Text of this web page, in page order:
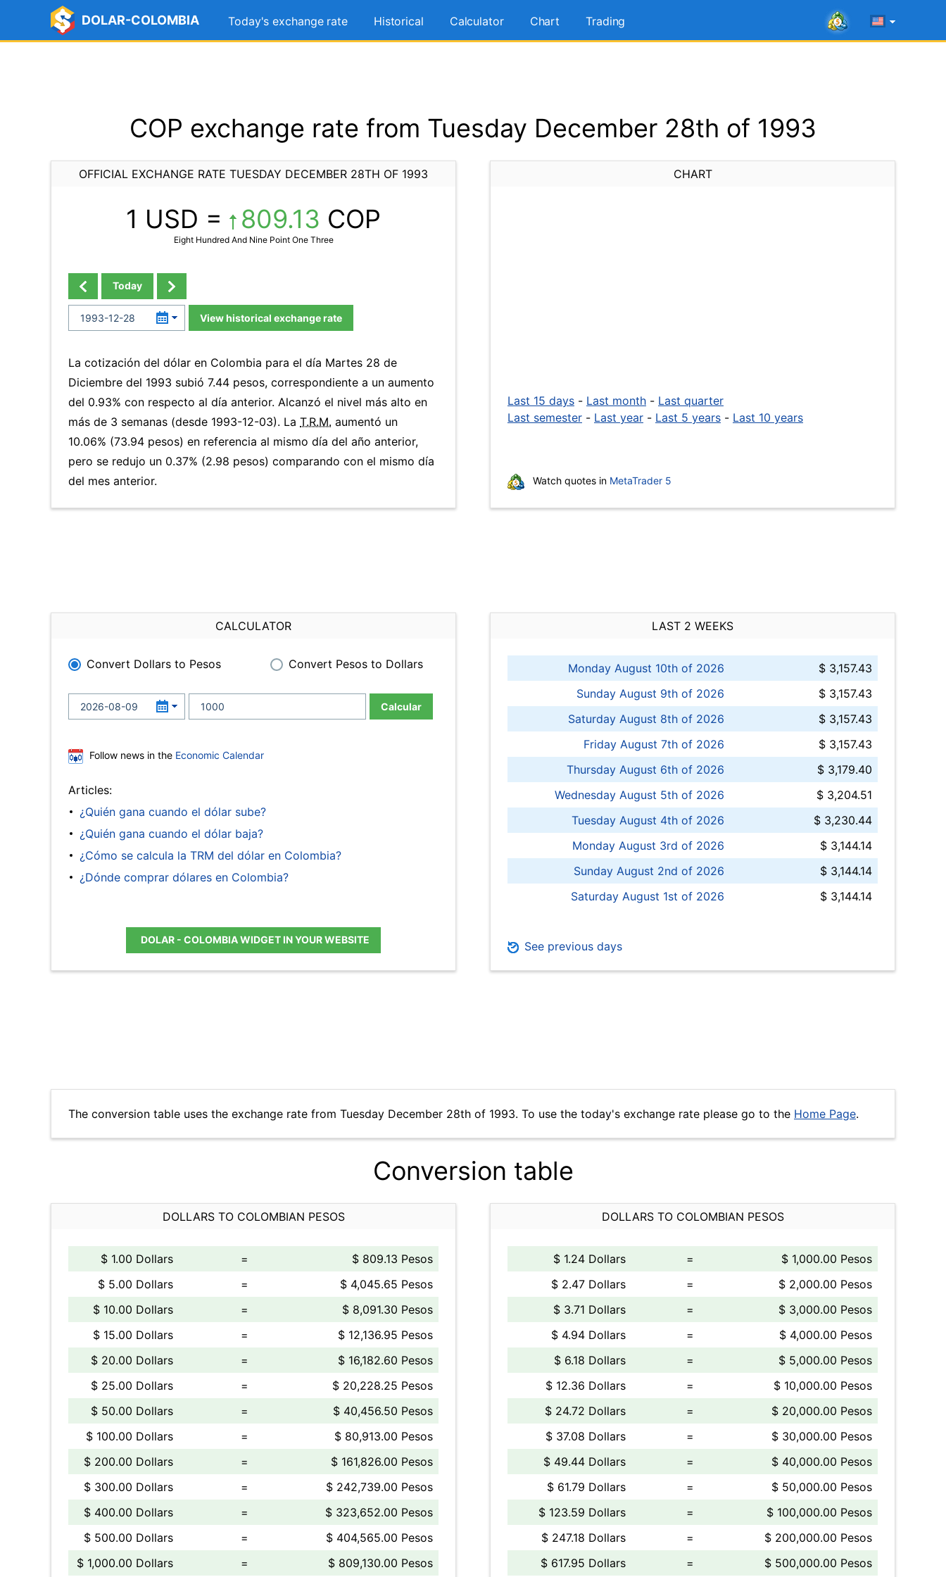
DOLAR-COLOMBIA Today's exchange rate Historical Calculator Chart Trading
COP exchange rate from Tuesday December 28th of 1993
OFFICIAL EXCHANGE RATE TUESDAY DECEMBER 28TH OF 1993
1 USD = 809.13 COP
Eight Hundred And Nine Point One Three
Today
View historical exchange rate
La cotización del dólar en Colombia para el día Martes 28 de
Diciembre del 1993 subió 7.44 pesos, correspondiente a un aumento
del 0.93% con respecto al día anterior. Alcanzó el nivel más alto en
más de 3 semanas (desde 1993-12-03). La T.R.M. aumentó un
10.06% (73.94 pesos) en referencia al mismo día del año anterior,
pero se redujo un 0.37% (2.98 pesos) comparando con el mismo día
del mes anterior.
CHART
Last 15 days - Last month - Last quarter
Last semester - Last year - Last 5 years - Last 10 years
Watch quotes in MetaTrader 5
CALCULATOR
Convert Dollars to Pesos Convert Pesos to Dollars
Calcular
Follow news in the Economic Calendar
Articles:
¿Quién gana cuando el dólar sube?
¿Quién gana cuando el dólar baja?
¿Cómo se calcula la TRM del dólar en Colombia?
¿Dónde comprar dólares en Colombia?
DOLAR - COLOMBIA WIDGET IN YOUR WEBSITE
LAST 2 WEEKS
Monday August 10th of 2026
$ 3,157.43
Sunday August 9th of 2026
$ 3,157.43
Saturday August 8th of 2026
$ 3,157.43
Friday August 7th of 2026
$ 3,157.43
Thursday August 6th of 2026
$ 3,179.40
Wednesday August 5th of 2026
$ 3,204.51
Tuesday August 4th of 2026
$ 3,230.44
Monday August 3rd of 2026
$ 3,144.14
Sunday August 2nd of 2026
$ 3,144.14
Saturday August 1st of 2026
$ 3,144.14
See previous days
The conversion table uses the exchange rate from Tuesday December 28th of 1993. To use the today's exchange rate please go to the Home Page.
Conversion table
DOLLARS TO COLOMBIAN PESOS
$ 1.00 Dollars =
$ 809.13 Pesos
$ 5.00 Dollars
=
$ 4,045.65 Pesos
$ 10.00 Dollars
=
$ 8,091.30 Pesos
$ 15.00 Dollars
=
$ 12,136.95 Pesos
$ 20.00 Dollars
=
$ 16,182.60 Pesos
$ 25.00 Dollars
=
$ 20,228.25 Pesos
$ 50.00 Dollars
=
$ 40,456.50 Pesos
$ 100.00 Dollars
=
$ 80,913.00 Pesos
$ 200.00 Dollars
=
$ 161,826.00 Pesos
$ 300.00 Dollars
=
$ 242,739.00 Pesos
$ 400.00 Dollars
=
$ 323,652.00 Pesos
$ 500.00 Dollars
=
$ 404,565.00 Pesos
$ 1,000.00 Dollars
= $ 809,130.00 Pesos
DOLLARS TO COLOMBIAN PESOS
$ 1.24 Dollars =
$ 1,000.00 Pesos
$ 2.47 Dollars
=
$ 2,000.00 Pesos
$ 3.71 Dollars
=
$ 3,000.00 Pesos
$ 4.94 Dollars
=
$ 4,000.00 Pesos
$ 6.18 Dollars
=
$ 5,000.00 Pesos
$ 12.36 Dollars
=
$ 10,000.00 Pesos
$ 24.72 Dollars
=
$ 20,000.00 Pesos
$ 37.08 Dollars
=
$ 30,000.00 Pesos
$ 49.44 Dollars
=
$ 40,000.00 Pesos
$ 61.79 Dollars
=
$ 50,000.00 Pesos
$ 123.59 Dollars
=
$ 100,000.00 Pesos
$ 247.18 Dollars
=
$ 200,000.00 Pesos
$ 617.95 Dollars
= $ 500,000.00 Pesos